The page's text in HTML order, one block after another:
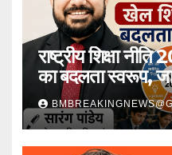
राष्ट्रीय शिक्षा
का बदलता स्वरूप,
प्रभाव